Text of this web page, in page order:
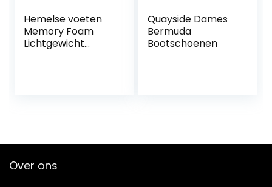
Hemelse voeten
Memory Foam
Lichtgewicht
Quayside Dames
Bermuda
Bootschoenen
Over ons